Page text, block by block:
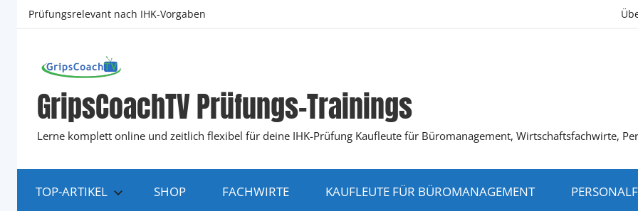
Zum
Prüfungsrelevant nach IHK-Vorgaben
GripsCoachTV Prüfungs-Trainings
Lerne komplett online und zeitlich flexibel für deine IHK-Prüfung Kaufleute für Büromanagement, Wirtschaftsfachwirte,
TOP-ARTIKEL SHOP FACHWIRTE KAUFLEUTE FÜR BÜROMANAGEMENT